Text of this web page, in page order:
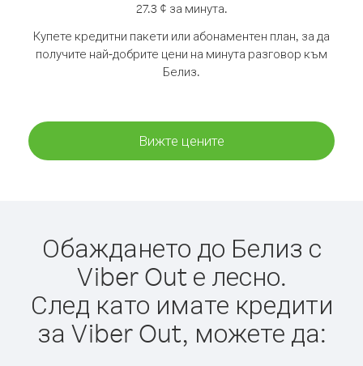
27.3 ¢ за минута.
Купете кредитни пакети или абонаментен план, за да
получите най-добрите цени на минута разговор към
Белиз.
Вижте цените
Обаждането до Белиз с
Viber Out е лесно.
След като имате кредити
за Viber Out, можете да: